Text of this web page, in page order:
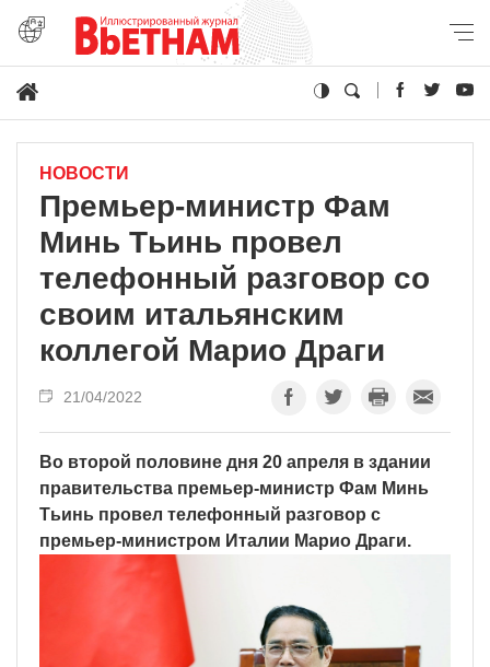
НОВОСТИ
Премьер-министр Фам
Минь Тьинь провел
телефонный разговор со
своим итальянским
коллегой Марио Драги
21/04/2022
Во второй половине дня 20 апреля в здании
правительства премьер-министр Фам Минь
Тьинь провел телефонный разговор с
премьер-министром Италии Марио Драги.